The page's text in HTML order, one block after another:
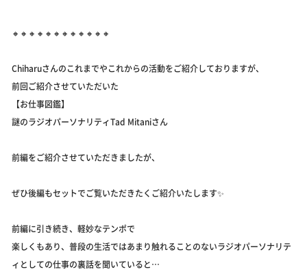
🔸🔸🔸🔸🔸🔸🔸🔸🔸🔸🔸🔸
Chiharuさんのこれまでやこれからの活動をご紹介しておりますが、
前回ご紹介させていただいた
【お仕事図鑑】
謎のラジオパーソナリティTad Mitaniさん
前編をご紹介させていただきましたが、
ぜひ後編もセットでご覧いただきたくご紹介いたします✨
前編に引き続き、軽妙なテンポで
楽しくもあり、普段の生活ではあまり触れることのないラジオパーソナリテ
ィとしての仕事の裏話を聞いていると…